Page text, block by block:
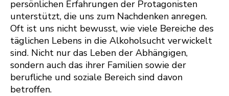
persönlichen Erfahrungen der Protagonisten
unterstützt, die uns zum Nachdenken anregen.
Oft ist uns nicht bewusst, wie viele Bereiche des
täglichen Lebens in die Alkoholsucht verwickelt
sind. Nicht nur das Leben der Abhängigen,
sondern auch das ihrer Familien sowie der
berufliche und soziale Bereich sind davon
betroffen.